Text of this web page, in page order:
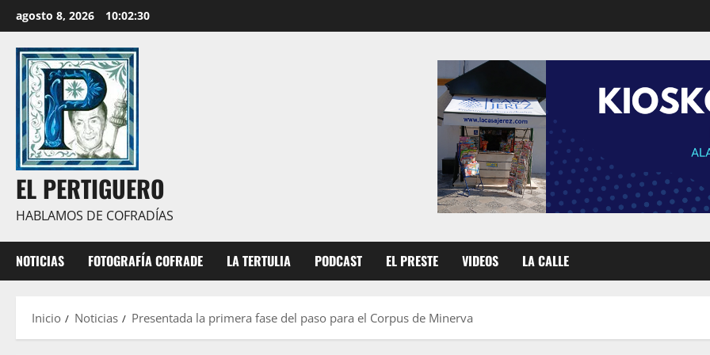
al
contenido
agosto 8, 2026 10:02:31
EL PERTIGUERO
HABLAMOS DE COFRADÍAS
NOTICIAS FOTOGRAFÍA COFRADE LA TERTULIA PODCAST EL PRESTE VIDEOS LA CALLE
Inicio Noticias Presentada la primera fase del paso para el Corpus de Minerva